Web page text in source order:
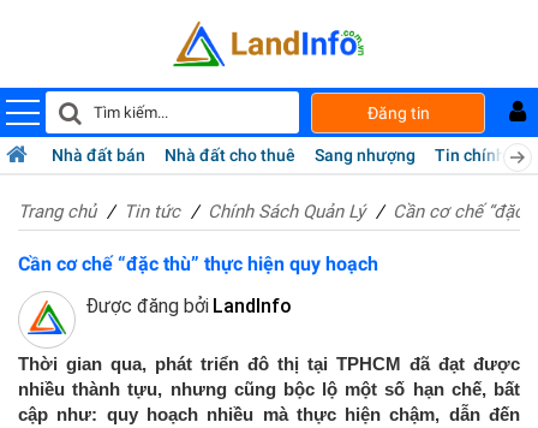
Đăng tin
Nhà đất bán Nhà đất cho thuê Sang nhượng Tin chính chủ
Trang chủ Tin tức Chính Sách Quản Lý Cần cơ chế “đặc
Cần cơ chế “đặc thù” thực hiện quy hoạch
Được đăng bởi LandInfo
Thời gian qua, phát triển đô thị tại TPHCM đã đạt được
nhiều thành tựu, nhưng cũng bộc lộ một số hạn chế, bất
cập như: quy hoạch nhiều mà thực hiện chậm, dẫn đến